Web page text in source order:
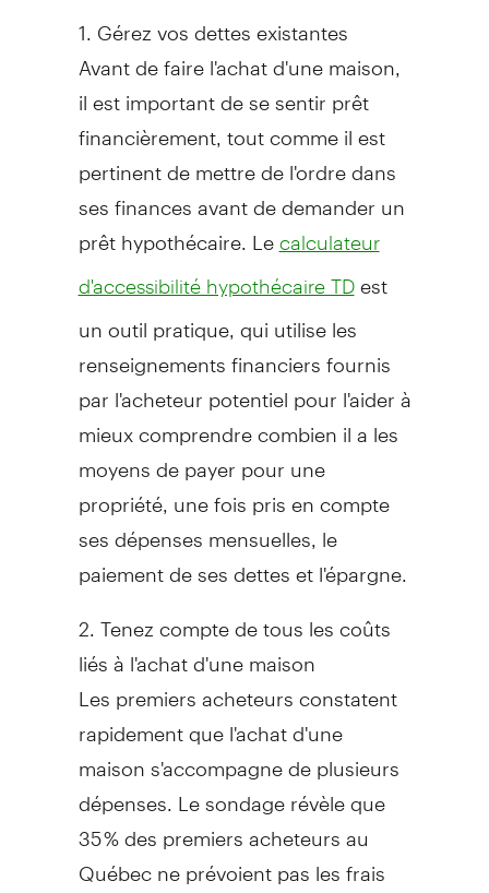
1. Gérez vos dettes existantes
Avant de faire l'achat d'une maison,
il est important de se sentir prêt
financièrement, tout comme il est
pertinent de mettre de l'ordre dans
ses finances avant de demander un
prêt hypothécaire. Le calculateur
d'accessibilité hypothécaire TDest
un outil pratique, qui utilise les
renseignements financiersfournis
par l'acheteur potentiel pour l'aider à
mieux comprendre combien il a les
moyens de payer pour une
propriété, une fois pris en compte
ses dépenses mensuelles, le
paiement de ses dettes et l'épargne.
2. Tenez compte de tous les coûts
liés à l'achat d'une maison
Les premiers acheteurs constatent
rapidement que l'achat d'une
maison s'accompagne de plusieurs
dépenses. Le sondage révèle que
35 % des premiers acheteurs au
Québec ne prévoient pas les frais